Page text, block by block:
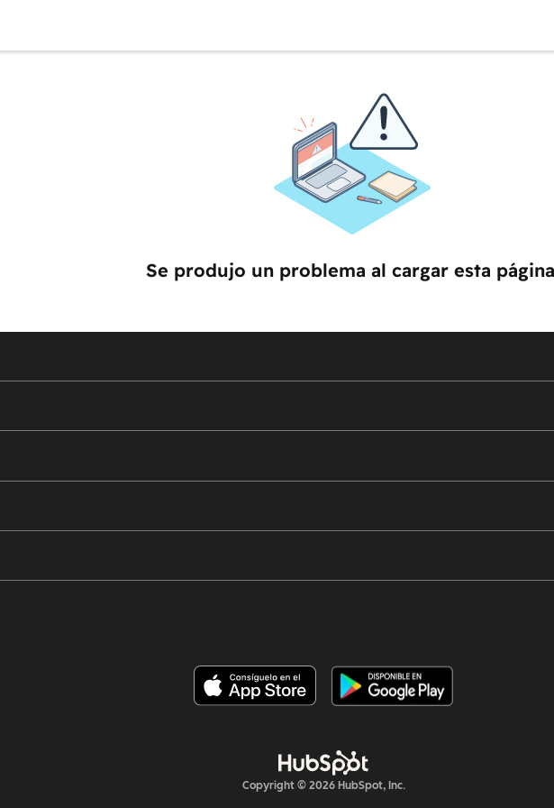
Se produjo un problema al cargar esta
Copyright © 2026 HubSpot, Inc.